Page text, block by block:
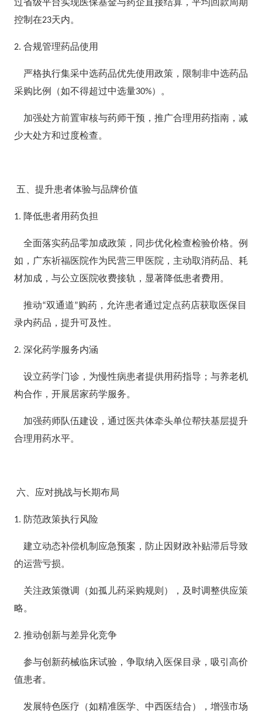
过省级平台实现医保基金与药企直接结算，平均回款周期
控制在23天内。
2. 合规管理药品使用
严格执行集采中选药品优先使用政策，限制非中选药品
采购比例（如不得超过中选量30%）。
加强处方前置审核与药师干预，推广合理用药指南，减
少大处方和过度检查。
五、提升患者体验与品牌价值
1. 降低患者用药负担
全面落实药品零加成政策，同步优化检查检验价格。例
如，广东祈福医院作为民营三甲医院，主动取消药品、耗
材加成，与公立医院收费接轨，显著降低患者费用。
推动“双通道”购药，允许患者通过定点药店获取医保目
录内药品，提升可及性。
2. 深化药学服务内涵
设立药学门诊，为慢性病患者提供用药指导；与养老机
构合作，开展居家药学服务。
加强药师队伍建设，通过医共体牵头单位帮扶基层提升
合理用药水平。
六、应对挑战与长期布局
1. 防范政策执行风险
建立动态补偿机制应急预案，防止因财政补贴滞后导致
的运营亏损。
关注政策微调（如孤儿药采购规则），及时调整供应策
略。
2. 推动创新与差异化竞争
参与创新药械临床试验，争取纳入医保目录，吸引高价
值患者。
发展特色医疗（如精准医学、中西医结合），增强市场